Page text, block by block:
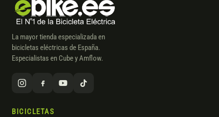
La mayor tienda especializada en
bicicletas eléctricas de España.
Especialistas en Cube y Amflow.
BICICLETAS